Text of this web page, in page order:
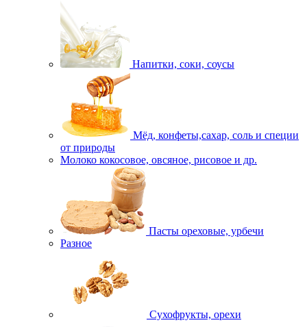
Напитки, соки, соусы
Мёд, конфеты,сахар, соль и специи
от природы
Молоко кокосовое, овсяное, рисовое и др.
Пасты ореховые, урбечи
Разное
Сухофрукты, орехи